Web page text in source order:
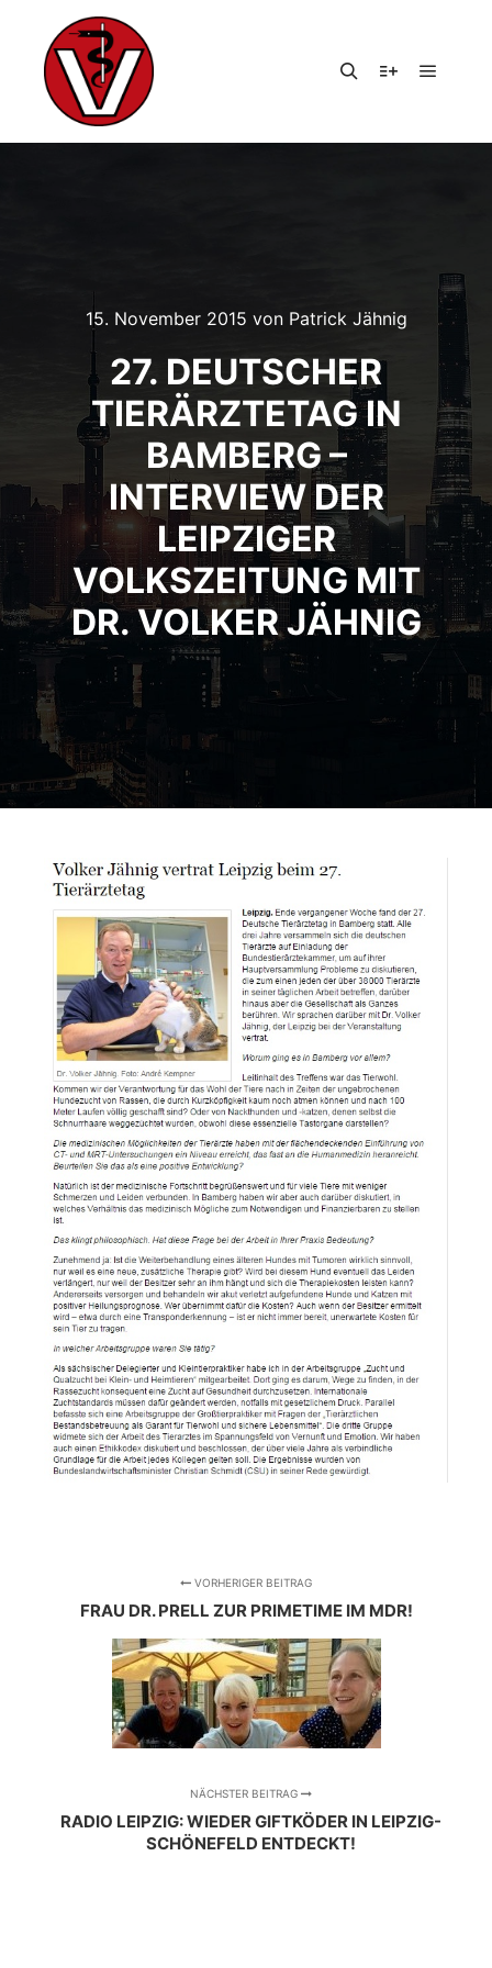
15. November 2015 von Patrick Jähnig
27. DEUTSCHER
TIERÄRZTETAG IN
BAMBERG –
INTERVIEW DER
LEIPZIGER
VOLKSZEITUNG MIT
DR. VOLKER JÄHNIG
VORHERIGER BEITRAG
FRAU DR. PRELL ZUR PRIMETIME IM MDR!
NÄCHSTER BEITRAG
RADIO LEIPZIG: WIEDER GIFTKÖDER IN LEIPZIG-
SCHÖNEFELD ENTDECKT!